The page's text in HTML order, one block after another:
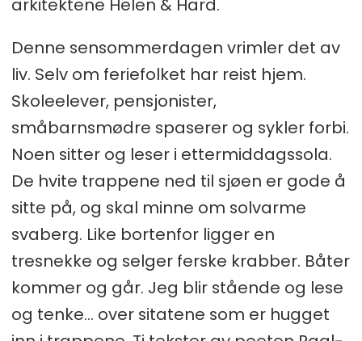
arkitektene Helen & Hard.
Denne sensommerdagen vrimler det av
liv. Selv om feriefolket har reist hjem.
Skoleelever, pensjonister,
småbarnsmødre spaserer og sykler forbi.
Noen sitter og leser i ettermiddagssola.
De hvite trappene ned til sjøen er gode å
sitte på, og skal minne om solvarme
svaberg. Like bortenfor ligger en
tresnekke og selger ferske krabber. Båter
kommer og går. Jeg blir stående og lese
og tenke… over sitatene som er hugget